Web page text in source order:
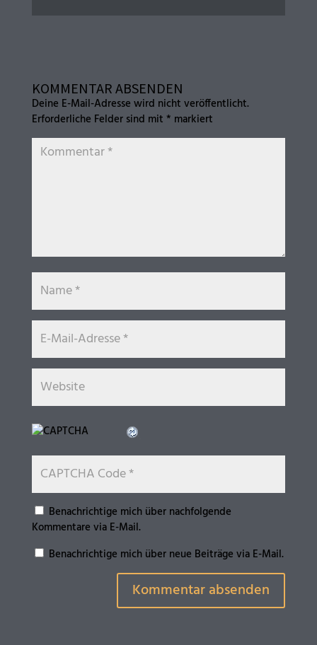
KOMMENTAR ABSENDEN
Deine E-Mail-Adresse wird nicht veröffentlicht.
Erforderliche Felder sind mit * markiert
Benachrichtige mich über nachfolgende
Kommentare via E-Mail.
Benachrichtige mich über neue Beiträge via E-Mail.